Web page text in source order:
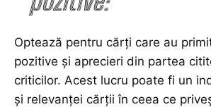
Optează pentru cărți care au
pozitive și aprecieri din partea
criticilor. Acest lucru poate fi un
și relevanței cărții în ceea ce